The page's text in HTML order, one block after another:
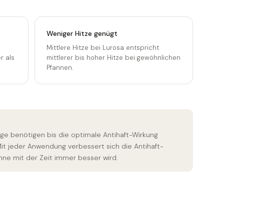
als
Weniger Hitze genügt
Mittlere Hitze bei Lurosa entspricht
mittlerer bis hoher Hitze bei gewöhnlichen
Pfannen.
benötigen bis die optimale Antihaft-Wirkung
jeder Anwendung verbessert sich die Antihaft-
mit der Zeit immer besser wird.